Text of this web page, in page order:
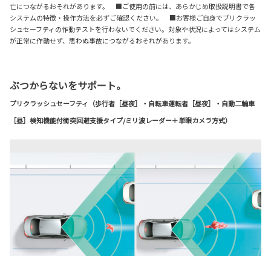
亡につながるおそれがあります。 ■ご使用の前には、あらかじめ取扱説明書で各
システムの特徴・操作方法を必ずご確認ください。 ■お客様ご自身でプリクラッ
シュセーフティの作動テストを行わないでください。対象や状況によってはシステム
が正常に作動せず、思わぬ事故につながるおそれがあります。
ぶつからないをサポート。
プリクラッシュセーフティ（歩行者［昼夜］・自転車運転者［昼夜］・自動二輪車
［昼］検知機能付衝突回避支援タイプ/ミリ波レーダー＋単眼カメラ方式）